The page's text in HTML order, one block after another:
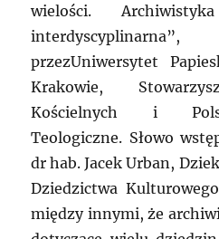
wielości.
przezUniwersytet
Krakowie,
Kościelnych i
Teologiczne. Słowo
dr hab. Jacek Urban,
Dziedzictwa
między innymi, że